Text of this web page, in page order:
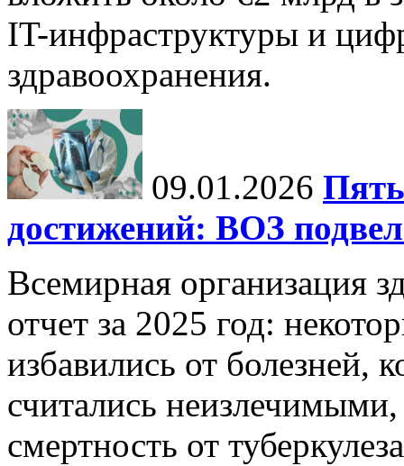
IT-инфраструктуры и
здравоохранения.
09.01.2026
достижений: ВОЗ
Всемирная организация
отчет за 2025 год:
избавились от болезней,
считались неизлечимыми,
смертность от